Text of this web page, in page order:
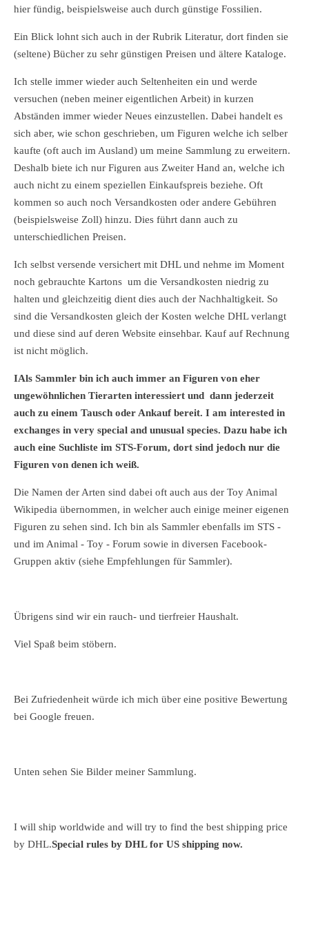
hier fündig, beispielsweise auch durch günstige Fossilien.
Ein Blick lohnt sich auch in der Rubrik Literatur, dort finden sie
(seltene) Bücher zu sehr günstigen Preisen und ältere Kataloge.
Ich stelle immer wieder auch Seltenheiten ein und werde
versuchen (neben meiner eigentlichen Arbeit) in kurzen
Abständen immer wieder Neues einzustellen. Dabei handelt es
sich aber, wie schon geschrieben, um Figuren welche ich selber
kaufte (oft auch im Ausland) um meine Sammlung zu erweitern.
Deshalb biete ich nur Figuren aus Zweiter Hand an, welche ich
auch nicht zu einem speziellen Einkaufspreis beziehe. Oft
kommen so auch noch Versandkosten oder andere Gebühren
(beispielsweise Zoll) hinzu. Dies führt dann auch zu
unterschiedlichen Preisen.
Ich selbst versende versichert mit DHL und nehme im Moment
noch gebrauchte Kartons um die Versandkosten niedrig zu
halten und gleichzeitig dient dies auch der Nachhaltigkeit. So
sind die Versandkosten gleich der Kosten welche DHL verlangt
und diese sind auf deren Website einsehbar. Kauf auf Rechnung
ist nicht möglich.
IAls Sammler bin ich auch immer an Figuren von eher
ungewöhnlichen Tierarten interessiert und dann jederzeit
auch zu einem Tausch oder Ankauf bereit. I am interested in
exchanges in very special and unusual species. Dazu habe ich
auch eine Suchliste im STS-Forum, dort sind jedoch nur die
Figuren von denen ich weiß.
Die Namen der Arten sind dabei oft auch aus der Toy Animal
Wikipedia übernommen, in welcher auch einige meiner eigenen
Figuren zu sehen sind. Ich bin als Sammler ebenfalls im STS -
und im Animal - Toy - Forum sowie in diversen Facebook-
Gruppen aktiv (siehe Empfehlungen für Sammler).
Übrigens sind wir ein rauch- und tierfreier Haushalt.
Viel Spaß beim stöbern.
Bei Zufriedenheit würde ich mich über eine positive Bewertung
bei Google freuen.
Unten sehen Sie Bilder meiner Sammlung.
I will ship worldwide and will try to find the best shipping price
by DHL.Special rules by DHL for US shipping now.